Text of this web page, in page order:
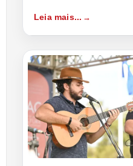
Leia mais...